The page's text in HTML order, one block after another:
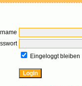
Eingeloggt bleiben